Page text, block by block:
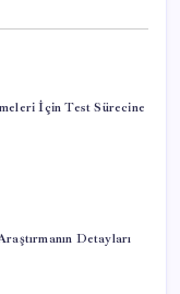
İçin Test Sürecine
Detayları